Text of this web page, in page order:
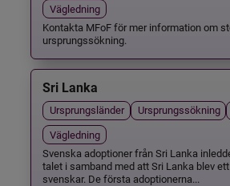
Vägledning
Kontakta MFoF för mer information om
ursprungssökning.
Sri Lanka
Ursprungsländer Ursprungssökning
Vägledning
Svenska adoptioner från Sri Lanka
talet i samband med att Sri Lanka blev
svenskar. De första adoptionerna...